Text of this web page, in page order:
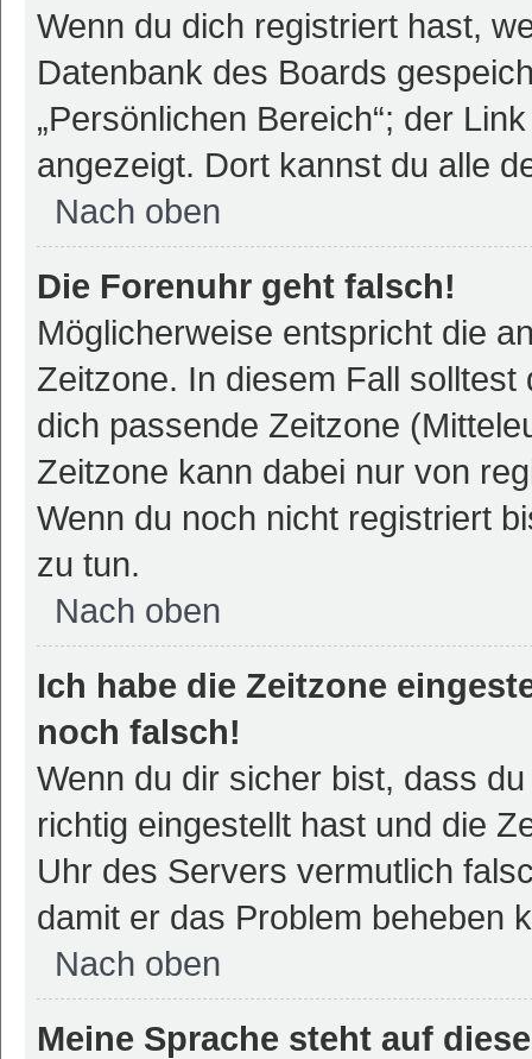
Wenn du dich registriert hast,
Datenbank des Boards
„Persönlichen Bereich“; der
angezeigt. Dort kannst du alle
Nach oben
Die Forenuhr geht falsch!
Möglicherweise entspricht die
Zeitzone. In diesem Fall solltest
dich passende Zeitzone
Zeitzone kann dabei nur von
Wenn du noch nicht registriert
zu tun.
Nach oben
Ich habe die Zeitzone
noch falsch!
Wenn du dir sicher bist, dass
richtig eingestellt hast und die
Uhr des Servers vermutlich
damit er das Problem beheben
Nach oben
Meine Sprache steht auf